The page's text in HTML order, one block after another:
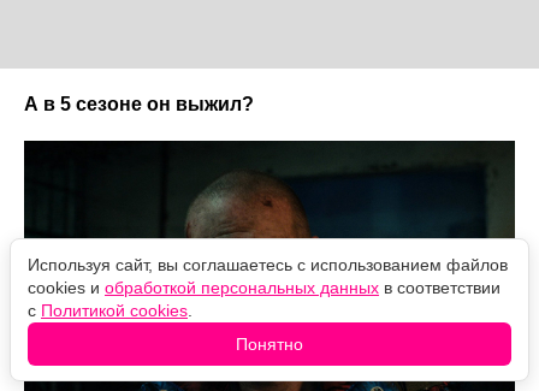
А в 5 сезоне он выжил?
Используя сайт, вы соглашаетесь с использованием файлов
cookies и обработкой персональных данных в соответствии
с Политикой cookies
Понятно